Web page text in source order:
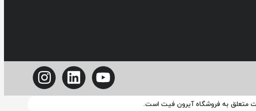
متعلق به فروشگاه آیرون فیت است.